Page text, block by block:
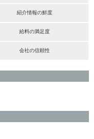
紹介情報の鮮度
給料の満足度
会社の信頼性